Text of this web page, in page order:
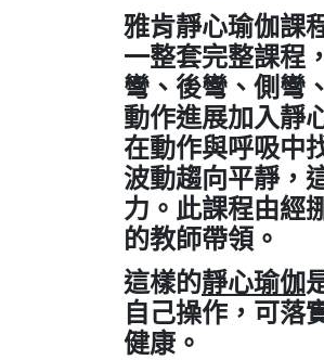
雅肯靜心瑜伽課
一整套完整課程
彎、後彎、側彎
動作進展加入靜
在動作與呼吸中
波動趨向平靜，
力。此課程由經
的教師帶領。
這樣的靜心瑜伽
自己操作，可落
健康。